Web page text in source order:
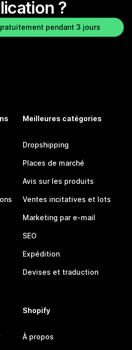
?
pendant 3 jours
Meilleures catégories
Dropshipping
Places de marché
Avis sur les produits
Ventes incitatives et lots
Marketing par e-mail
SEO
Expédition
Devises et traduction
Shopify
À propos